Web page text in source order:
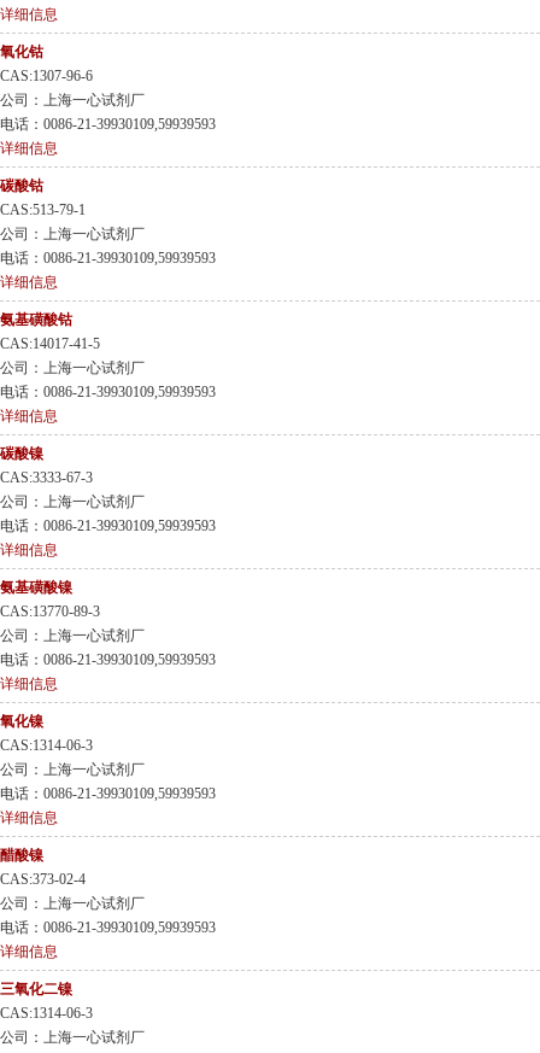
详细信息
氧化钴
CAS:1307-96-6
公司：上海一心试剂厂
电话：0086-21-39930109,59939593
详细信息
碳酸钴
CAS:513-79-1
公司：上海一心试剂厂
电话：0086-21-39930109,59939593
详细信息
氨基磺酸钴
CAS:14017-41-5
公司：上海一心试剂厂
电话：0086-21-39930109,59939593
详细信息
碳酸镍
CAS:3333-67-3
公司：上海一心试剂厂
电话：0086-21-39930109,59939593
详细信息
氨基磺酸镍
CAS:13770-89-3
公司：上海一心试剂厂
电话：0086-21-39930109,59939593
详细信息
氧化镍
CAS:1314-06-3
公司：上海一心试剂厂
电话：0086-21-39930109,59939593
详细信息
醋酸镍
CAS:373-02-4
公司：上海一心试剂厂
电话：0086-21-39930109,59939593
详细信息
三氧化二镍
CAS:1314-06-3
公司：上海一心试剂厂